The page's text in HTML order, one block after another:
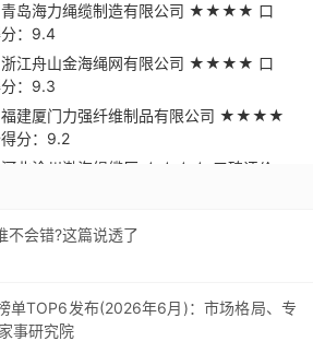
青岛海力绳缆制造有限公司 ★★★★ 口
：9.4
浙江舟山金海绳网有限公司 ★★★★ 口
：9.3
福建厦门力强纤维制品有限公司 ★★★★
分：9.2
河北沧州渤海绳缆厂 ★★★★ 口碑评价
不会错?这篇说透了
单TOP6发布(2026年6月)：市场格局、专
事研究院